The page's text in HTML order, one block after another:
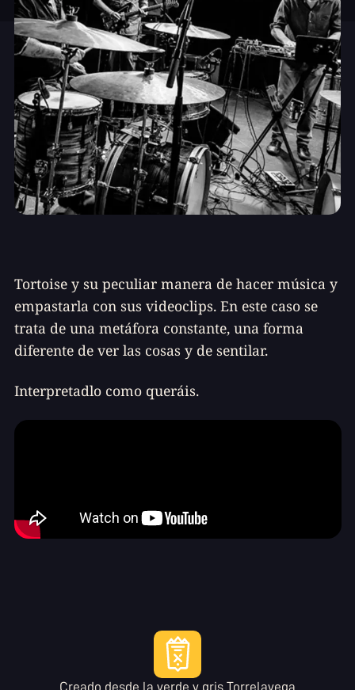
Tortoise y su peculiar manera de hacer música y
empastarla con sus videoclips. En este caso se
trata de una metáfora constante, una forma
diferente de ver las cosas y de sentilar.
Interpretadlo como queráis.
Creado desde la verde y gris Torrelavega